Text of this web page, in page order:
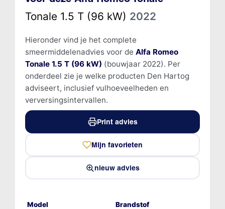
Tonale 1.5 T (96 kW) 2022
Hieronder vind je het complete
smeermiddelenadvies voor de Alfa Romeo
Tonale 1.5 T (96 kW) (bouwjaar 2022). Per
onderdeel zie je welke producten Den Hartog
adviseert, inclusief vulhoeveelheden en
verversingsintervallen.
Print advies
Mijn favorieten
nieuw advies
Model Brandstof